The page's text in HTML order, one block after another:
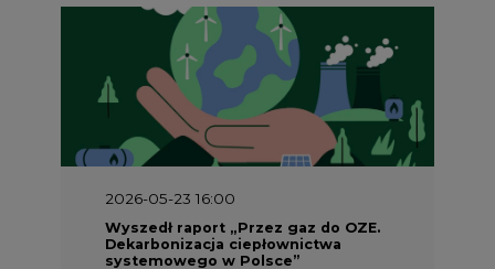
2026-05-23 16:00
Wyszedł raport „Przez gaz do OZE.
Dekarbonizacja ciepłownictwa
systemowego w Polsce”